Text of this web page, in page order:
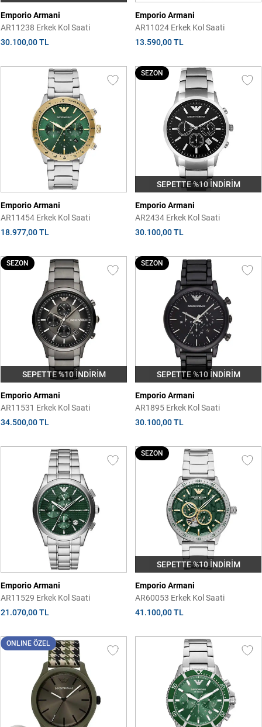
Emporio Armani
AR11238 Erkek Kol Saati
30.100,00 TL
Emporio Armani
AR11024 Erkek Kol Saati
13.590,00 TL
Emporio Armani
AR11454 Erkek Kol Saati
18.977,00 TL
SEPETTE %10 İNDİRİM
SEZON
Emporio Armani
AR2434 Erkek Kol Saati
30.100,00 TL
SEPETTE %10 İNDİRİM
SEZON
Emporio Armani
AR11531 Erkek Kol Saati
34.500,00 TL
SEPETTE %10 İNDİRİM
SEZON
Emporio Armani
AR1895 Erkek Kol Saati
30.100,00 TL
Emporio Armani
AR11529 Erkek Kol Saati
21.070,00 TL
SEPETTE %10 İNDİRİM
SEZON
Emporio Armani
AR60053 Erkek Kol Saati
41.100,00 TL
ONLINE ÖZEL